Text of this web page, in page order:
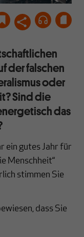
der falschen
oder
Sind die
das
ein gutes Jahr für
Menschheit“
stimmen Sie
dass Sie